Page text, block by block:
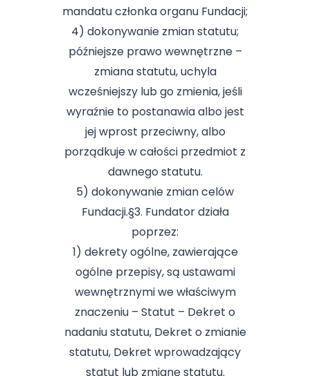
mandatu członka organu Fundacji;
4) dokonywanie zmian statutu;
późniejsze prawo wewnętrzne –
zmiana statutu, uchyla
wcześniejszy lub go zmienia, jeśli
wyraźnie to postanawia albo jest
jej wprost przeciwny, albo
porządkuje w całości przedmiot z
dawnego statutu.
5) dokonywanie zmian celów
Fundacji.§3. Fundator działa
poprzez:
1) dekrety ogólne, zawierające
ogólne przepisy, są ustawami
wewnętrznymi we właściwym
znaczeniu – Statut – Dekret o
nadaniu statutu, Dekret o zmianie
statutu, Dekret wprowadzający
statut lub zmianę statutu.